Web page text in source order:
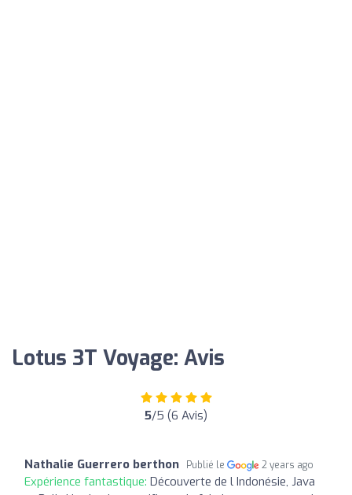
Lotus 3T Voyage: Avis
5/5 (6 Avis)
Nathalie Guerrero berthon Publié le 2 years ago
Expérience fantastique: Découverte de l Indonésie, Java